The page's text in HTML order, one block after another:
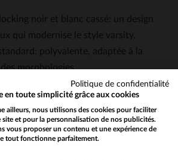
noir et blanc cassé: un design
qui modernise le style varsity.
polyvalente, adaptée à la
morphologies.
bord-côte rayé: un détail rétro qui
les college jackets des années 50.
à pressions: pratique et discrète,
look épuré.
be redirected to our English site?
Politique de confidentialité
en toute simplicité grâce aux cookies
ailleurs, nous utilisons des cookies pour faciliter
et pour la personnalisation de nos publicités.
vous proposer un contenu et une expérience de
tout fonctionne parfaitement.